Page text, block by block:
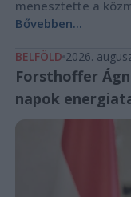
menesztette a
Bővebben...
BELFÖLD 2026.
Forsthoffer
napok